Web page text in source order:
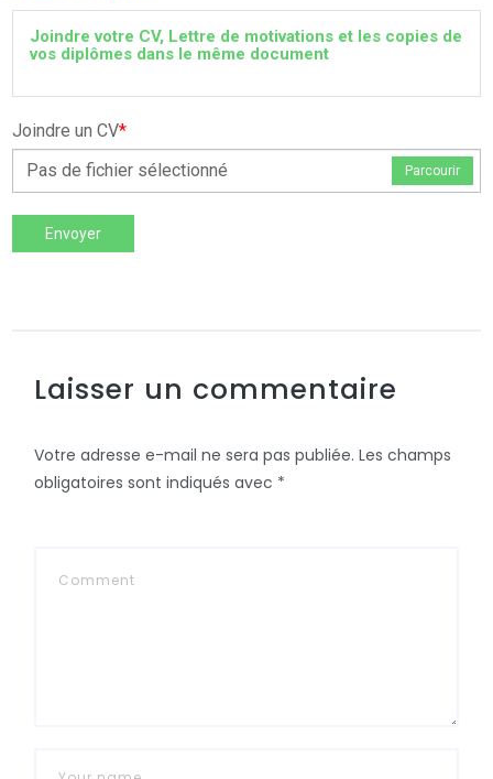
Joindre votre CV, Lettre de motivations et les copies de
vos diplômes dans le même document
Joindre un CV*
Pas de fichier sélectionné
Parcourir
Envoyer
Laisser un commentaire
Votre adresse e-mail ne sera pas publiée. Les champs
obligatoires sont indiqués avec *